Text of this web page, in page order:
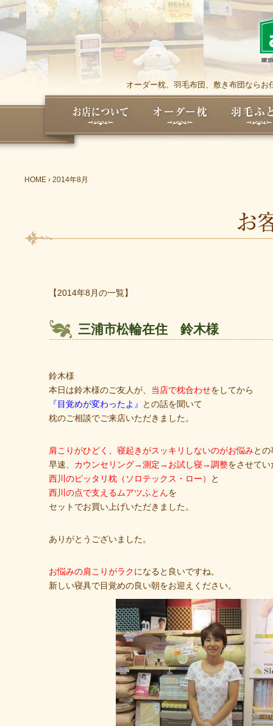
オーダー枕、羽毛布団、敷き布団なら
HOME › 2014年8月
【2014年8月の一覧】
三浦市松輪在住 鈴木様
鈴木様
本日は鈴木様のご友人が、 当店で枕合わせをしてから
『目覚めが変わったよ』
との話を聞いて
枕のご相談でご来店いただきました。
肩こりがひどく、寝起きがスッキリしないのがお悩みとの
早速、 カウンセリング→測定→お試し寝→調整をさせてい
西川のピッタリ枕（ソロテックス・ロー）
と
西川の点で支えるムアツふとんを
セットでお買い上げいただきました。
ありがとうございました。
お悩みの肩こりがラクになると良いですね。
新しい寝具で目覚めの良い朝をお迎えください。